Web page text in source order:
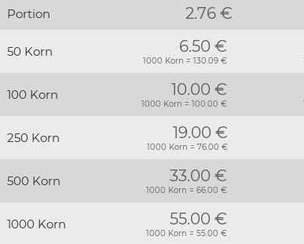
Portion 2.76 €
50 Korn 6.50 €
1000 Korn = 130.09 €
100 Korn 10.00 €
1000 Korn = 100.00 €
250 Korn 19.00 €
1000 Korn = 76.00 €
500 Korn 33.00 €
1000 Korn = 66.00 €
1000 Korn 55.00 €
1000 Korn = 55.00 €